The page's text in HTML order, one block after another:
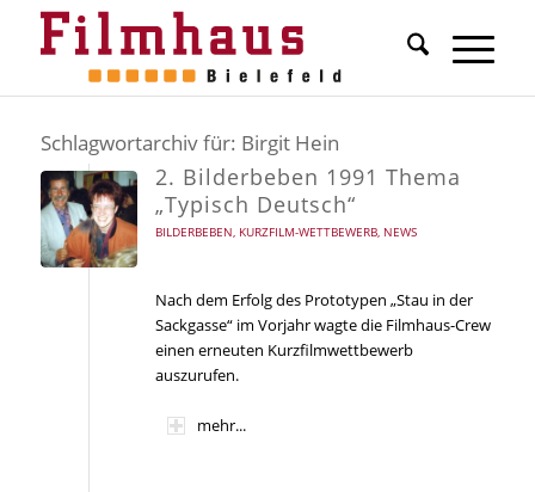
Schlagwortarchiv für: Birgit Hein
2. Bilderbeben 1991 Thema
„Typisch Deutsch“
BILDERBEBEN, KURZFILM-WETTBEWERB, NEWS
Nach dem Erfolg des Prototypen „Stau in der
Sackgasse“ im Vorjahr wagte die Filmhaus-Crew
einen erneuten Kurzfilmwettbewerb
auszurufen.
mehr...